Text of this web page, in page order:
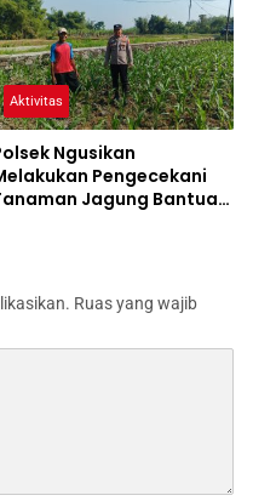
Aktivitas
Ngusikan
Pengecekani
Jagung Bantuan
Ruas yang wajib